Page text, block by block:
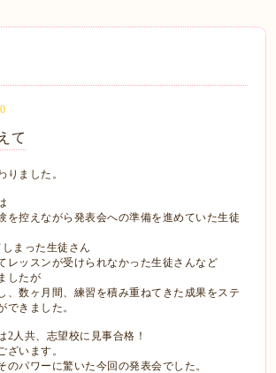
て
りました。
を控えながら発表会への準備を進めていた生徒
まった生徒さん
レッスンが受けられなかった生徒さんなど
したが
、数ヶ月間、練習を積み重ねてきた成果をステ
できました。
2人共、志望校に見事合格！
ざいます。
のパワーに驚いた今回の発表会でした。